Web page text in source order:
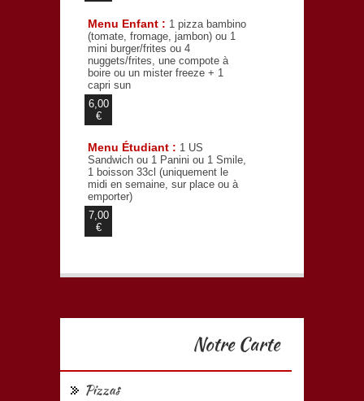
Menu Enfant : 1 pizza bambino
(tomate, fromage, jambon) ou 1
mini burger/frites ou 4
nuggets/frites, une compote à
boire ou un mister freeze + 1
capri sun
6,00
€
Menu Étudiant : 1 US
Sandwich ou 1 Panini ou 1 Smile,
1 boisson 33cl (uniquement le
midi en semaine, sur place ou à
emporter)
7,00
€
Notre Carte
Pizzas